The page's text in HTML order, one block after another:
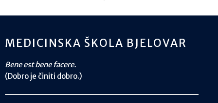
MEDICINSKA ŠKOLA BJELOVAR
Bene est bene facere.
(Dobro je činiti dobro.)